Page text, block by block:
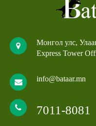
Монгол улс,
Express Tower
info@bataar.mn
7011-8081